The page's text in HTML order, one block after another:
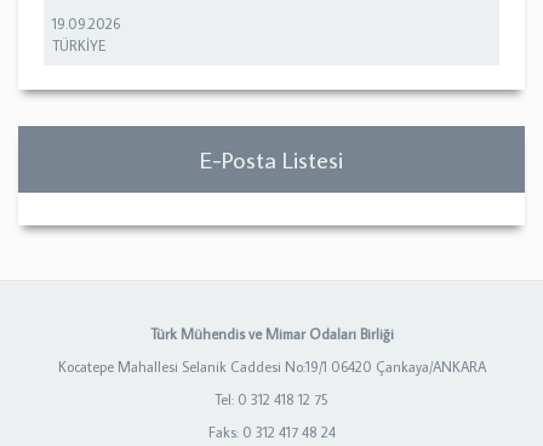
19.09.2026
TÜRKİYE
E-Posta Listesi
Türk Mühendis ve Mimar Odaları Birliği
Kocatepe Mahallesi Selanik Caddesi No:19/1 06420 Çankaya/ANKARA
Tel: 0 312 418 12 75
Faks: 0 312 417 48 24